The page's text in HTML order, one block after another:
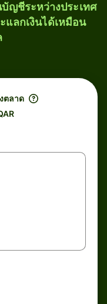
ญชีระหว่างประเทศ
แลกเงินได้เหมือน
ตลาด